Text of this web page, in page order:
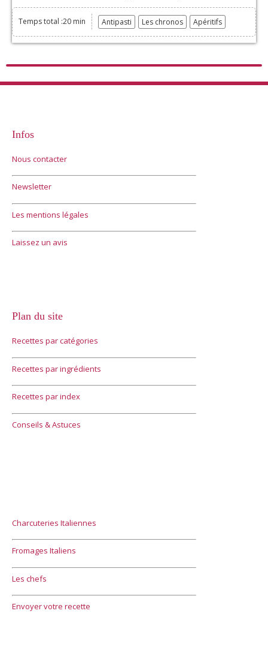
Temps total :20 min Antipasti Les chronos Apéritifs
Infos
Nous contacter
Newsletter
Les mentions légales
Laissez un avis
Plan du site
Recettes par catégories
Recettes par ingrédients
Recettes par index
Conseils & Astuces
Charcuteries Italiennes
Fromages Italiens
Les chefs
Envoyer votre recette